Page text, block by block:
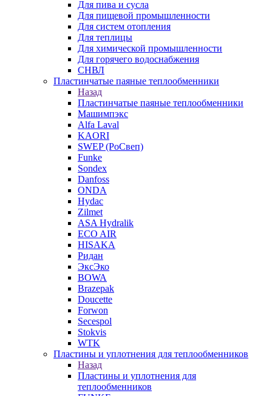
Для пива и сусла
Для пищевой промышленности
Для систем отопления
Для теплицы
Для химической промышленности
Для горячего водоснабжения
СНВЛ
Пластинчатые паяные теплообменники
Назад
Пластинчатые паяные теплообменники
Машимпэкс
Alfa Laval
KAORI
SWEP (РоСвеп)
Funke
Sondex
Danfoss
ONDA
Hydac
Zilmet
ASA Hydralik
ECO AIR
HISAKA
Ридан
ЭксЭко
BOWA
Brazepak
Doucette
Forwon
Secespol
Stokvis
WTK
Пластины и уплотнения для теплообменников
Назад
Пластины и уплотнения для
теплообменников